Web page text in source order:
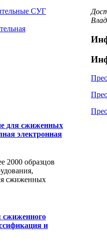
СУГ
для сжиженных
электронная
2000 образцов
сжиженных
сжиженного
и